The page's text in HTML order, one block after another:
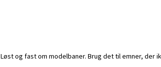
Løst og fast om modelbaner. Brug det til emner, der